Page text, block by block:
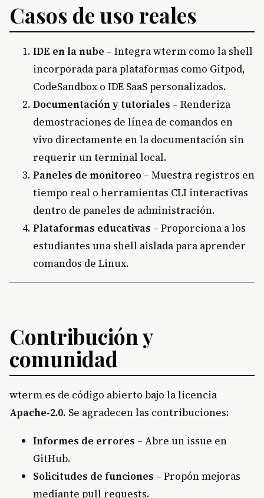
Casos de uso reales
IDE en la nube – Integra wterm como la shell
incorporada para plataformas como Gitpod,
CodeSandbox o IDE SaaS personalizados.
Documentación y tutoriales – Renderiza
demostraciones de línea de comandos en
vivo directamente en la documentación sin
requerir un terminal local.
Paneles de monitoreo – Muestra registros en
tiempo real o herramientas CLI interactivas
dentro de paneles de administración.
Plataformas educativas – Proporciona a los
estudiantes una shell aislada para aprender
comandos de Linux.
Contribución y
comunidad
wterm es de código abierto bajo la licencia
Apache‑2.0. Se agradecen las contribuciones:
Informes de errores – Abre un issue en
GitHub.
Solicitudes de funciones – Propón mejoras
mediante pull requests.